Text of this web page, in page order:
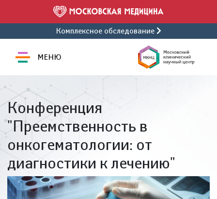
Комплексное обследование
МЕНЮ
Конференция
"Преемственность в
онкогематологии: от
диагностики к лечению"